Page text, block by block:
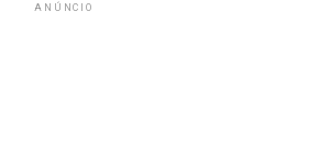
ANÚNCIO